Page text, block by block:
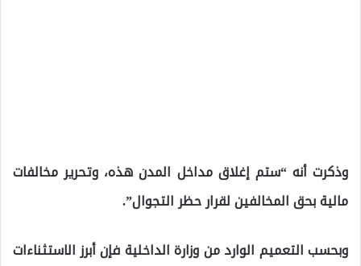
وذكرت أنه “ستم إغلاق مداخل المدن هذه، وتحرير مخالفات
مالية بحق المخالفين لقرار حظر التجوال”.
وبحسب التعميم الوارد من وزارة الداخلية فإن أبرز الاستثناءات